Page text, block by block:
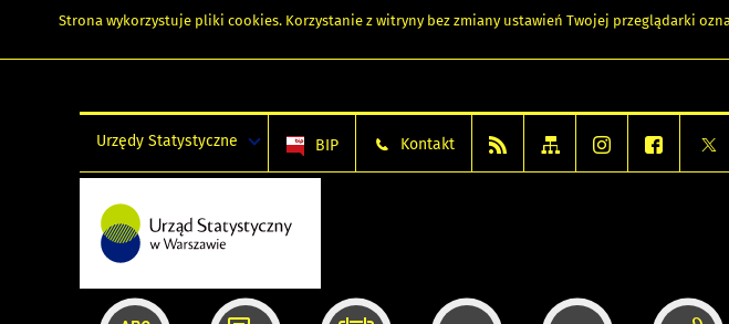
Strona wykorzystuje pliki cookies. Korzystanie z witryny bez zmiany ustawień Twojej przeglądarki
Urzędy Statystyczne BIP Kontakt